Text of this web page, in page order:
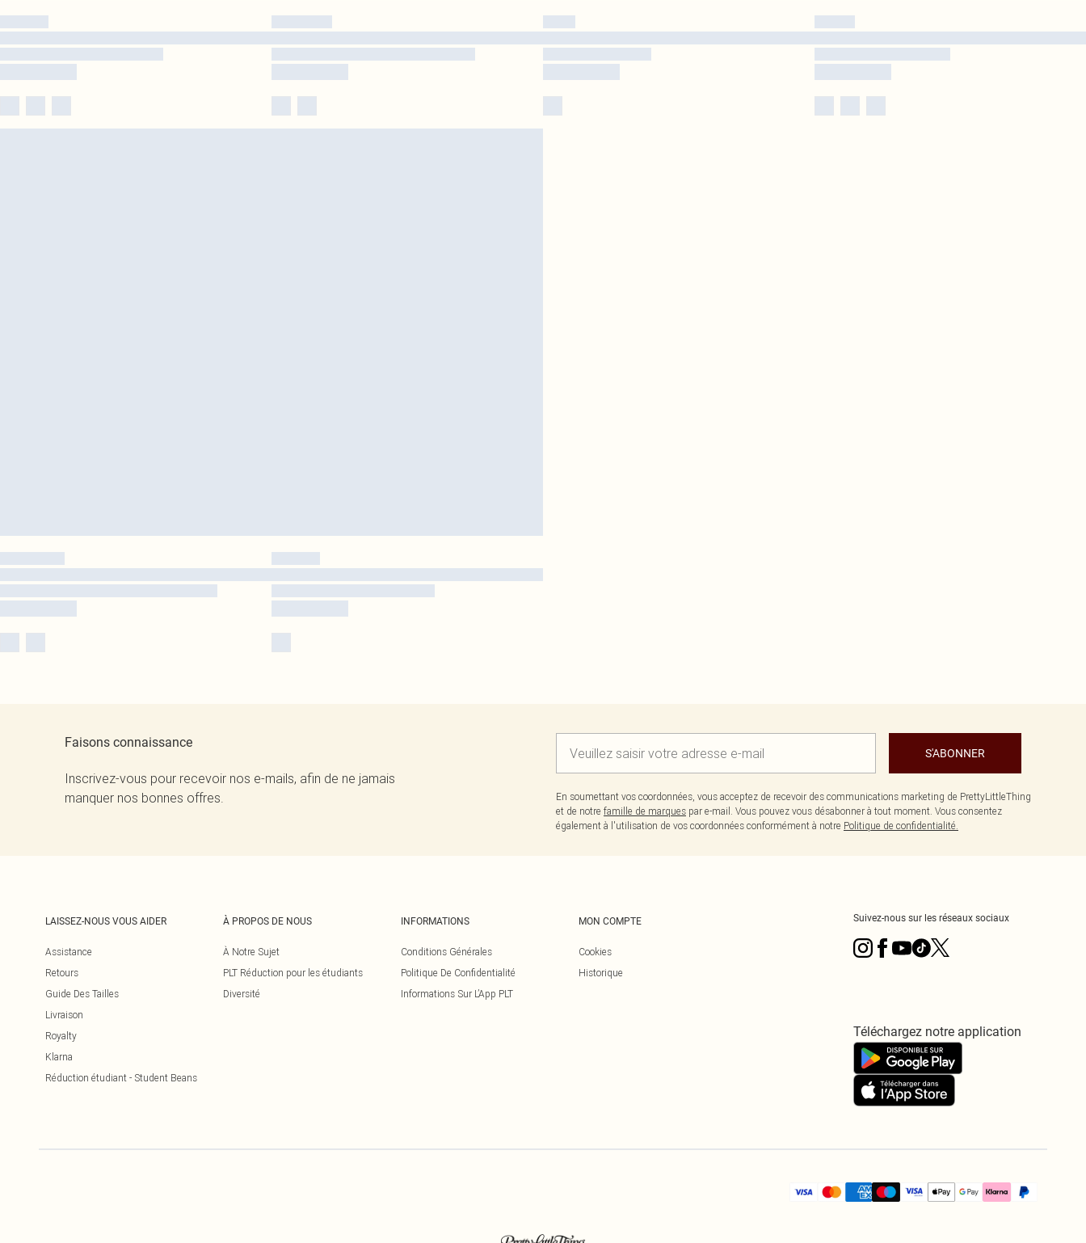
Faisons connaissance
Inscrivez-vous pour recevoir nos e-mails, afin de ne jamais
manquer nos bonnes offres.
S'ABONNER
En soumettant vos coordonnées, vous acceptez de recevoir des communications marketing de PrettyLittleThing
et de notre famille de marques par e-mail. Vous pouvez vous désabonner à tout moment. Vous consentez
également à l'utilisation de vos coordonnées conformément à notre Politique de confidentialité.
LAISSEZ-NOUS VOUS AIDER
Assistance
Retours
Guide Des Tailles
Livraison
Royalty
Klarna
Réduction étudiant - Student Beans
À PROPOS DE NOUS
À Notre Sujet
PLT Réduction pour les étudiants
Diversité
INFORMATIONS
Conditions Générales
Politique De Confidentialité
Informations Sur L’App PLT
MON COMPTE
Cookies
Historique
Suivez-nous sur les réseaux sociaux
Téléchargez notre application